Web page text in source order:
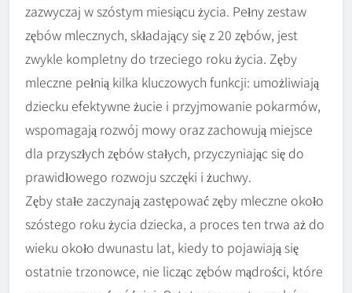
zazwyczaj w szóstym miesiącu życia. Pełny zestaw
zębów mlecznych, składający się z 20 zębów, jest
zwykle kompletny do trzeciego roku życia. Zęby
mleczne pełnią kilka kluczowych funkcji: umożliwiają
dziecku efektywne żucie i przyjmowanie pokarmów,
wspomagają rozwój mowy oraz zachowują miejsce
dla przyszłych zębów stałych, przyczyniając się do
prawidłowego rozwoju szczęki i żuchwy.
Zęby stałe zaczynają zastępować zęby mleczne około
szóstego roku życia dziecka, a proces ten trwa aż do
wieku około dwunastu lat, kiedy to pojawiają się
ostatnie trzonowce, nie licząc zębów mądrości, które